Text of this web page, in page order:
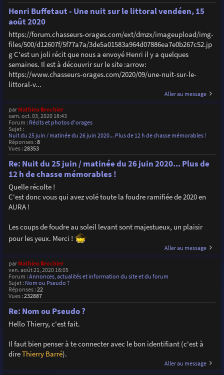
Henri Buffetaut - Une nuit sur le littoral vendéen, 15
août 2020
https://forum.chasseurs-orages.com/ext/dmzx/imageupload/img-
files/500/d12607f/5f77a7a/3de5a01583a964d07886ea7e0b267c52.jp
g C'est un joli récit que nous a envoyé Henri il y a quelques
semaines. Il est à découvrir sur le site :arrow:
https://www.chasseurs-orages.com/2020/09/une-nuit-sur-le-
littoral-v...
Aller au message
par Mathieu Brochier
sam. oct. 03, 2020 18:43
Forum : Récits et photos d'orages
Sujet :
Nuit du 25 juin / matinée du 26 juin 2020... Plus de 12 h de chasse mémorables !
Réponses : 8
Vues : 28353
Re: Nuit du 25 juin / matinée du 26 juin 2020... Plus de
12 h de chasse mémorables !
Quelle récolte !
C'est donc vous qui avez volé toute la foudre ramifiée de 2020 en
AURA !
Les coups de foudre au soleil levant sont majestueux, un plaisir
pour les yeux. Merci !
Aller au message
par Mathieu Brochier
ven. août 21, 2020 18:05
Forum : Annonces, actualités et information du site et du forum
Sujet : Nom ou Pseudo ?
Réponses : 22
Vues : 232887
Re: Nom ou Pseudo ?
Hello Thierry, c'est fait.
Il faut bien penser à te connecter avec le bon identifiant (c'est à
direThierry Barré).
Aller au message